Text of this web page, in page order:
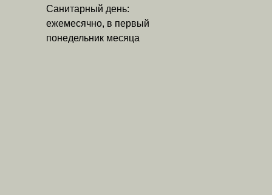
Санитарный день:
ежемесячно, в первый
понедельник месяца